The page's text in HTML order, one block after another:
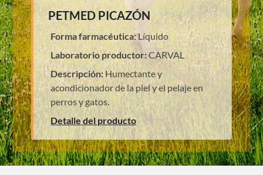
PETMED PICAZÓN
Forma farmacéutica:Líquido
Laboratorio productor:CARVAL
Descripción:Humectante y
acondicionador de la piel y el pelaje en
perros y gatos.
Detalle del producto